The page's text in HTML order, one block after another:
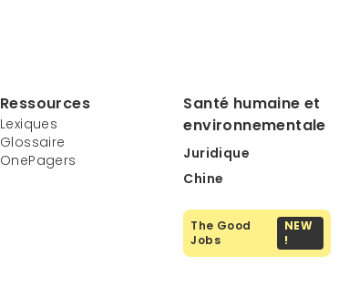
Ressources
Lexiques
Glossaire
OnePagers
Santé humaine et
environnementale
Juridique
Chine
The Good
Jobs
NEW
!